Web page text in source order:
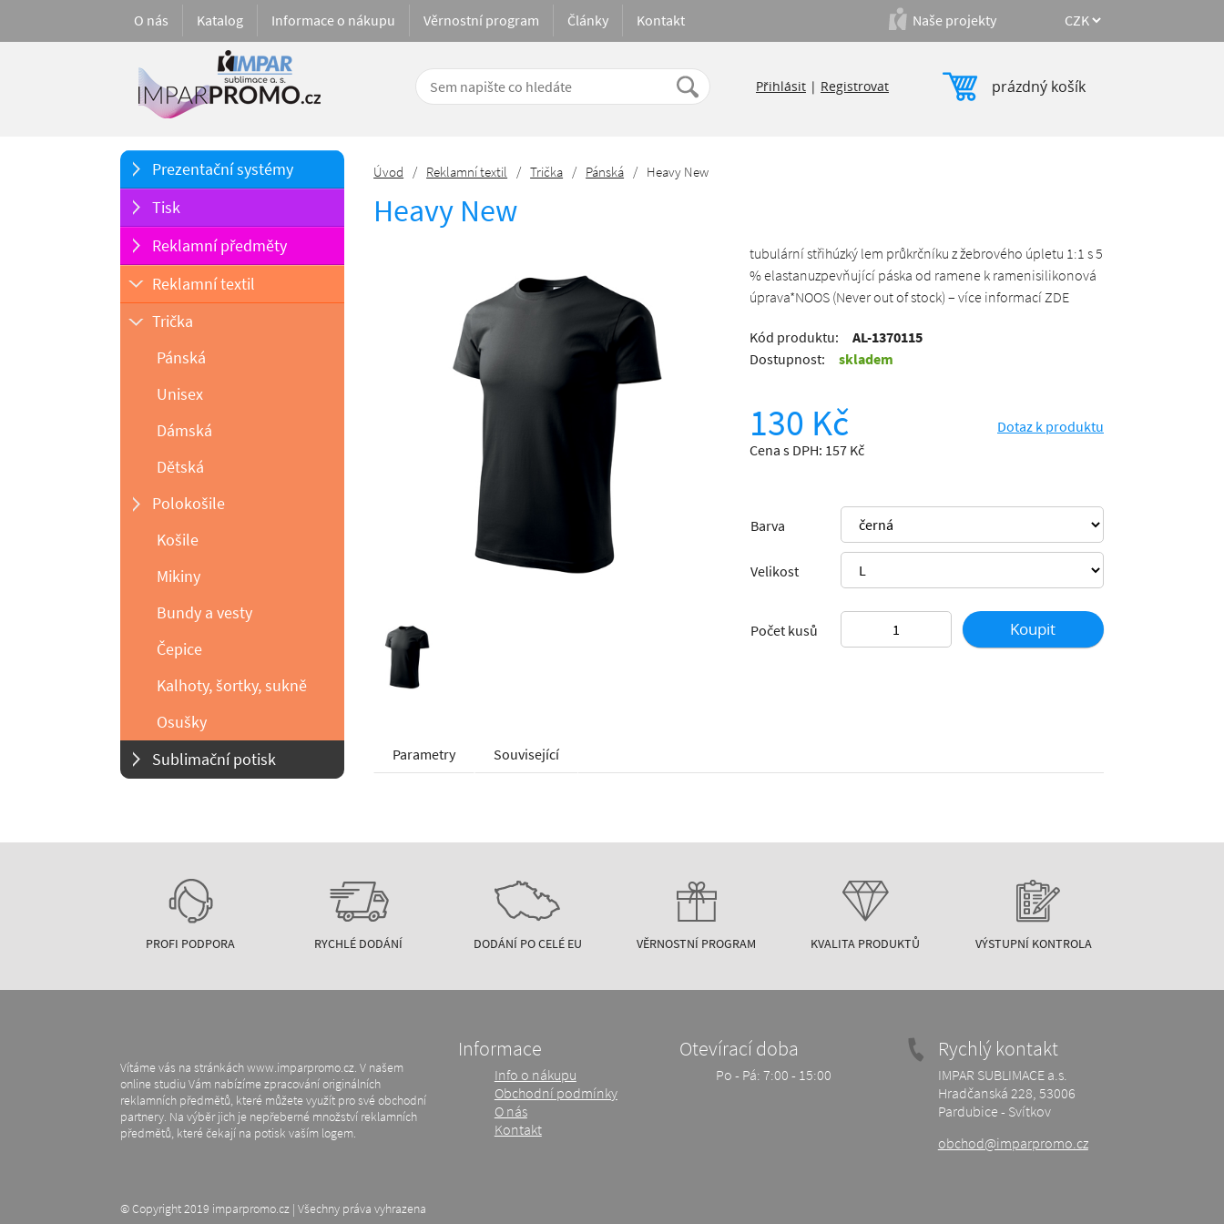
prázdný košík
Přihlásit | Registrovat
O nás Katalog Informace o nákupu Věrnostní program Články Kontakt Naše projekty
Prezentační systémy
Tisk
Reklamní předměty
Reklamní textil
Trička
Pánská
Unisex
Dámská
Dětská
Polokošile
Košile
Mikiny
Bundy a vesty
Čepice
Kalhoty, šortky, sukně
Osušky
Sublimační potisk
Úvod / Reklamní textil / Trička / Pánská / Heavy New
Heavy New
tubulární střihúzký lem průkrčníku z žebrového úpletu 1:1 s 5
% elastanuzpevňující páska od ramene k ramenisilikonová
úprava*NOOS (Never out of stock) – více informací ZDE
Kód produktu:
AL-1370115
Dostupnost:
skladem
130 Kč
Cena s DPH: 157 Kč
Dotaz k produktu
Barva
Velikost
Počet kusů Koupit
Parametry Související
PROFI PODPORA RYCHLÉ DODÁNÍ DODÁNÍ PO CELÉ EU VĚRNOSTNÍ PROGRAM KVALITA PRODUKTŮ VÝSTUPNÍ KONTROLA
Vítáme vás na stránkách www.imparpromo.cz. V našem
online studiu Vám nabízíme zpracování originálních
reklamních předmětů, které můžete využít pro své obchodní
partnery. Na výběr jich je nepřeberné množství reklamních
předmětů, které čekají na potisk vaším logem.
Informace
Info o nákupu
Obchodní podmínky
O nás
Kontakt
Otevírací doba
Po - Pá: 7:00 - 15:00
Rychlý kontakt
IMPAR SUBLIMACE a.s.
Hradčanská 228, 53006
Pardubice - Svítkov
obchod@imparpromo.cz
© Copyright 2019 imparpromo.cz | Všechny práva vyhrazena